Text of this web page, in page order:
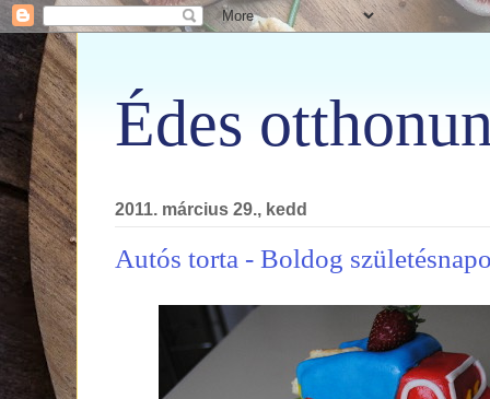
Édes
2011. március 29., kedd
Autós torta - Boldog